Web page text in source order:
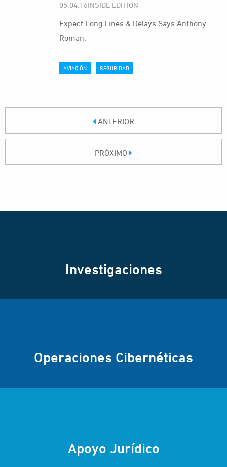
05.04.16INSIDE EDITION
Expect Long Lines & Delays Says Anthony
Roman.
AVIACIÓN SEGURIDAD
ANTERIOR
PRÓXIMO
Investigaciones
Operaciones Cibernéticas
Apoyo Jurídico